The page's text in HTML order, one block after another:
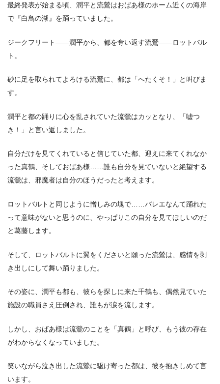
最終発表が始まる頃、潤平と流鶯はおばあ様のホーム近くの海岸
で『白鳥の湖』を踊っていました。
ジークフリート――潤平から、都を奪い返す流鶯――ロットバル
ト。
砂に足を取られてよろける流鶯に、都は「へたくそ！」と叫びま
す。
潤平と都の踊りに心を乱されていた流鶯はカッとなり、「嘘つ
き！」と言い返しました。
自分だけを見てくれていると信じていた都、迎えに来てくれなか
った真鶴、そしておばあ様……誰も自分を見ていないと絶望する
流鶯は、邪魔者は自分のほうだったと考えます。
ロットバルトと同じように憎しみの塊で……バレエなんて踊れた
って意味がないと思うのに、やっぱりこの自分を見てほしいのだ
と葛藤します。
そして、ロットバルトに翼をくださいと願った流鶯は、感情を剥
き出しにして舞い踊りました。
その姿に、潤平も都も、彼らを探しに来た千鶴も、偶然見ていた
施設の職員さえ圧倒され、誰もが涙を流します。
しかし、おばあ様は流鶯のことを「真鶴」と呼び、もう彼の存在
がわからなくなっていました。
笑いながら泣き出した流鶯に駆け寄った都は、彼を抱きしめて言
います。